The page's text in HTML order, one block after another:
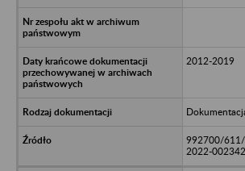
2012-2019
992700/611/
2022-